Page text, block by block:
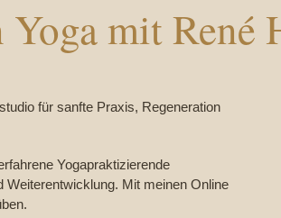
mit René
für sanfte Praxis, Regeneration
Yogapraktizierende
Weiterentwicklung. Mit meinen Online